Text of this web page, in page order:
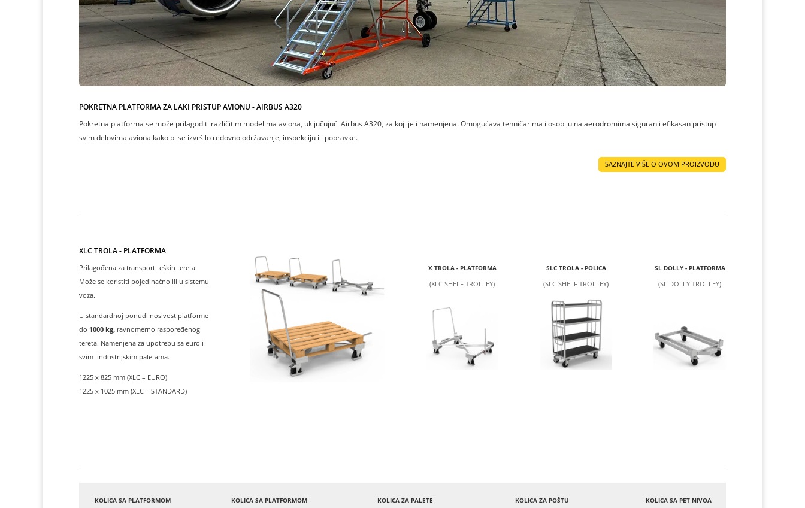
POKRETNA PLATFORMA ZA LAKI PRISTUP AVIONU - AIRBUS A320
Pokretna platforma se može prilagoditi različitim modelima aviona, uključujući Airbus A320, za koji je i namenjena. Omogućava tehničarima i osoblju na aerodromima siguran i efikasan pristup
svim delovima aviona kako bi se izvršilo redovno održavanje, inspekciju ili popravke.
SAZNAJTE VIŠE O OVOM PROIZVODU
XLC TROLA - PLATFORMA
Prilagođena za transport teških tereta.
Može se koristiti pojedinačno ili u sistemu
voza.
U standardnoj ponudi nosivost platforme
do 1000 kg, ravnomerno raspoređenog
tereta. Namenjena za upotrebu sa euro i
svim industrijskim paletama.
1225 x 825 mm (XLC – EURO)
1225 x 1025 mm (XLC – STANDARD)
X TROLA - PLATFORMA
(XLC SHELF TROLLEY)
SLC TROLA - POLICA
(SLC SHELF TROLLEY)
SL DOLLY - PLATFORMA
(SL DOLLY TROLLEY)
KOLICA SA PLATFORMOM KOLICA SA PLATFORMOM KOLICA ZA PALETE KOLICA ZA POŠTU KOLICA SA PET NIVOA